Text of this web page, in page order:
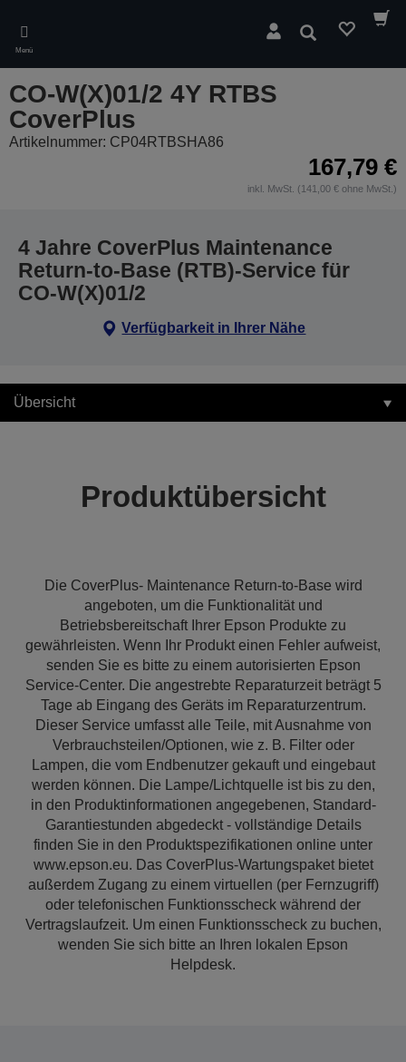
main
content
Menü
Suchen
CO-W(X)01/2 4Y RTBS
CoverPlus
Artikelnummer: CP04RTBSHA86
167,79 €
inkl. MwSt. (141,00 € ohne MwSt.)
4 Jahre CoverPlus Maintenance
Return-to-Base (RTB)-Service für
CO-W(X)01/2
Verfügbarkeit in Ihrer Nähe
Übersicht
Produktübersicht
Die CoverPlus- Maintenance Return-to-Base wird
angeboten, um die Funktionalität und
Betriebsbereitschaft Ihrer Epson Produkte zu
gewährleisten. Wenn Ihr Produkt einen Fehler aufweist,
senden Sie es bitte zu einem autorisierten Epson
Service-Center. Die angestrebte Reparaturzeit beträgt 5
Tage ab Eingang des Geräts im Reparaturzentrum.
Dieser Service umfasst alle Teile, mit Ausnahme von
Verbrauchsteilen/Optionen, wie z. B. Filter oder
Lampen, die vom Endbenutzer gekauft und eingebaut
werden können. Die Lampe/Lichtquelle ist bis zu den,
in den Produktinformationen angegebenen, Standard-
Garantiestunden abgedeckt - vollständige Details
finden Sie in den Produktspezifikationen online unter
www.epson.eu. Das CoverPlus-Wartungspaket bietet
außerdem Zugang zu einem virtuellen (per Fernzugriff)
oder telefonischen Funktionsscheck während der
Vertragslaufzeit. Um einen Funktionsscheck zu buchen,
wenden Sie sich bitte an Ihren lokalen Epson
Helpdesk.